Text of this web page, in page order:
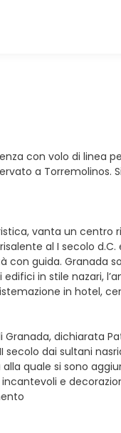
con volo di linea
a Torremolinos.
vanta un
al I secolo
guida. Granada
in stile nazari,
in hotel,
dichiarata
dai sultani
quale si sono
e